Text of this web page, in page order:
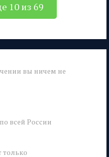
10 из 69
вы ничем не
по всей России
только